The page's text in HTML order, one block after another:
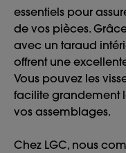
essentiels pour
de vos pièces.
avec un taraud
offrent une
Vous pouvez les
facilite grandement
vos assemblages.
Chez LGC, nous